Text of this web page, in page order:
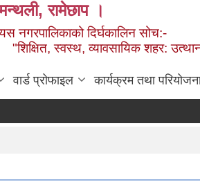
रामेछाप ।
नगरपालिकाको दिर्घकालिन सोच:-
"शिक्षित, स्वस्थ, व्यावसायिक शहर:
वार्ड प्रोफाइल कार्यक्रम तथा